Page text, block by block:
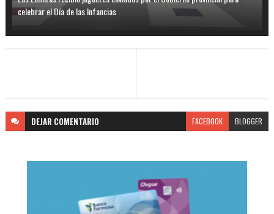
celebrar el Día de las Infancias
DEJAR COMENTARIO FACEBOOK BLOGGER